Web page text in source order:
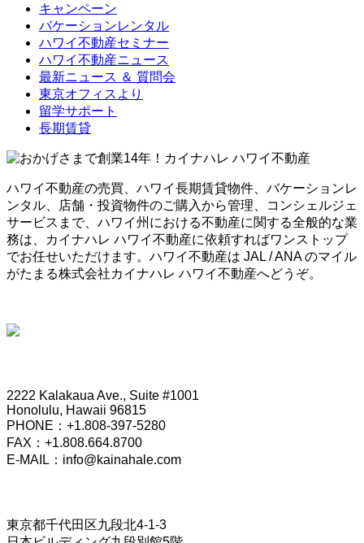
キャンペーン
バケーションレンタル
ハワイ不動産セミナー
ハワイ不動産ニュース
最新ニュース ＆ 質問会
東京オフィスより
留学サポート
長期賃貸
ハワイ不動産の売買、ハワイ長期賃貸物件、バケーションレ
ンタル、店舗・投資物件のご購入から管理、コンシェルジェ
サービスまで、ハワイ州における不動産に関する全般的な業
務は、カイナハレ ハワイ不動産に依頼すればワンストップ
でお任せいただけます。ハワイ不動産は JAL / ANA のマイル
がたまる株式会社カイナハレ ハワイ不動産へどうぞ。
2222 Kalakaua Ave., Suite #1001
Honolulu, Hawaii 96815
PHONE：+1.808-397-5280
FAX：+1.808.664.8700
E-MAIL：info@kainahale.com
東京都千代田区九段北4-1-3